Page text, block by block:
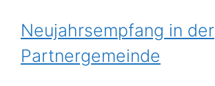
Neujahrsempfang in der
Partnergemeinde